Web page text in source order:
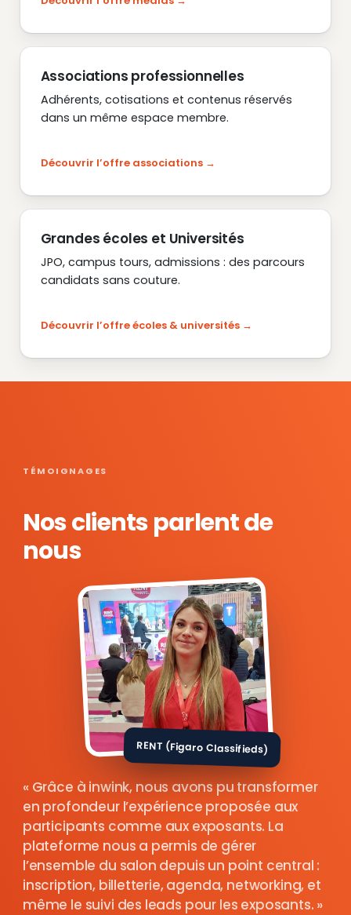
Associations professionnelles
Adhérents, cotisations et contenus réservés
dans un même espace membre.
Découvrir l’offre associations
Grandes écoles et Universités
JPO, campus tours, admissions : des parcours
candidats sans couture.
Découvrir l’offre écoles & universités
TÉMOIGNAGES
Nos clients parlent de
nous
RENT (Figaro Classifieds)
Grâce à inwink, nous avons pu transformer
en profondeur l’expérience proposée aux
participants comme aux exposants. La
plateforme nous a permis de gérer
l’ensemble du salon depuis un point central :
inscription, billetterie, agenda, networking, et
même le suivi des leads pour les exposants.